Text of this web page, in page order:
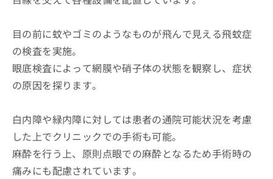
目の前に蚊やゴミのようなものが飛んで見える飛蚊症
の検査を実施。
眼底検査によって網膜や硝子体の状態を観察し、症状
の原因を探ります。
白内障や緑内障に対しては患者の通院可能状況を考慮
した上でクリニックでの手術も可能。
麻酔を行う上、原則点眼での麻酔となるため手術時の
痛みにも配慮されています。